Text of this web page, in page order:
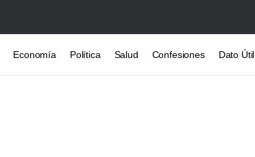
Economía Política Salud Confesiones Dato Útil